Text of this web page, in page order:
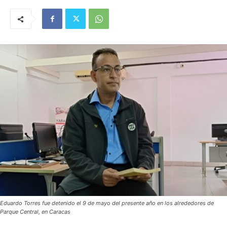
Eduardo Torres fue detenido el 9 de mayo del presente año en los alrededores de
Parque Central, en Caracas